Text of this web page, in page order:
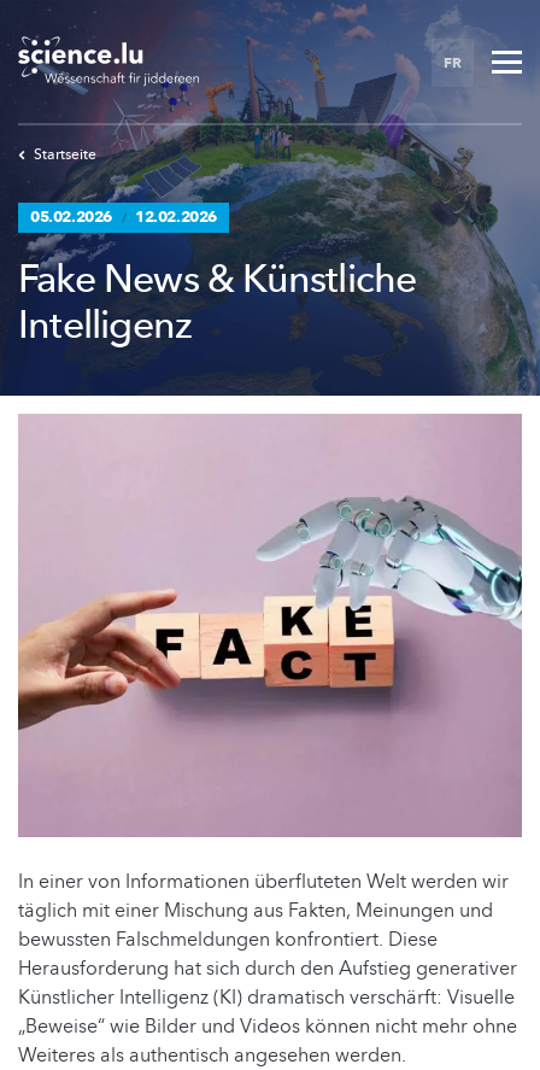
to
main
content
FR
Startseite
05.02.2026 / 12.02.2026
Fake News & Künstliche
Intelligenz
In einer von Informationen überfluteten Welt werden wir
täglich mit einer Mischung aus Fakten, Meinungen und
bewussten Falschmeldungen konfrontiert. Diese
Herausforderung hat sich durch den Aufstieg generativer
Künstlicher Intelligenz (KI) dramatisch verschärft: Visuelle
„Beweise“ wie Bilder und Videos können nicht mehr ohne
Weiteres als authentisch angesehen werden.